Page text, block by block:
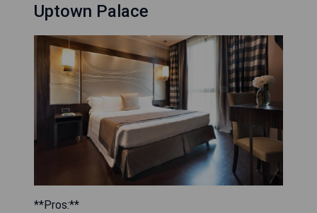
Uptown Palace
**Pros:**